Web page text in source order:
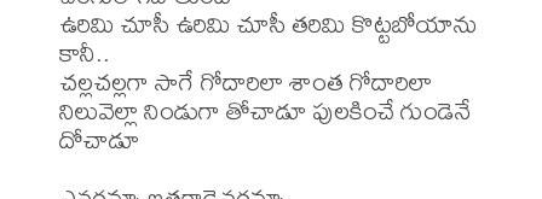
ఉరిమి చూసీ ఉరిమి చూసీ తరిమి కొట్టబోయాను
కానీ..
చల్లచల్లగా సాగే గోదారిలా శాంత గోదారిలా
నిలువెల్లా నిండుగా తోచాడూ పులకించే గుండెనే
దోచాడూ